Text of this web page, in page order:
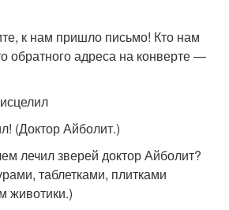
к нам пришло письмо! Кто нам
обратного адреса на конверте —
(Доктор Айболит.)
лечил зверей доктор Айболит?
таблетками, плитками
животики.)